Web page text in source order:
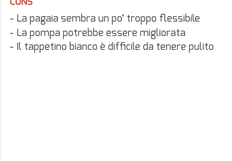
CONS
La pagaia sembra un po’ troppo flessibile
La pompa potrebbe essere migliorata
Il tappetino bianco è difficile da tenere pulito